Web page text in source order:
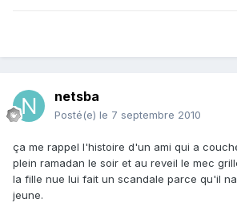
netsba
Posté(e) le 7 septembre 2010
ça me rappel l'histoire d'un ami qui a
plein ramadan le soir et au reveil le mec
la fille nue lui fait un scandale parce qu'il
jeune.